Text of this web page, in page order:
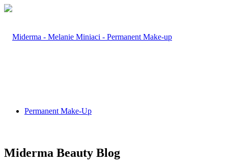
Permanent Make-Up
Miderma Beauty Blog